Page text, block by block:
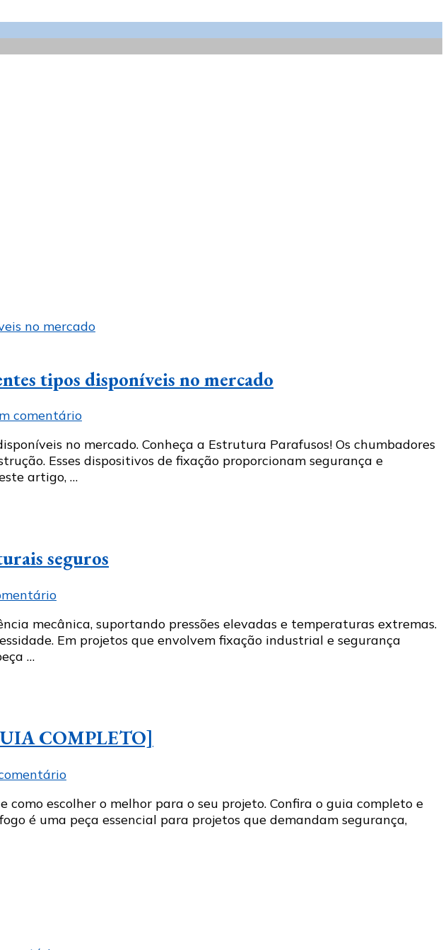
tipos disponíveis no mercado
comentárioem
para
concreto:
diferentes
mercado
no mercado. Conheça a Estrutura Parafusos! Os chumbadores
Esses dispositivos de fixação proporcionam segurança e
artigo, …
seguros
em
pesada
2H:
estruturais
mecânica, suportando pressões elevadas e temperaturas extremas.
Em projetos que envolvem fixação industrial e segurança
…
COMPLETO]
em
escolher
o
escolher o melhor para o seu projeto. Confira o guia completo e
é uma peça essencial para projetos que demandam segurança,